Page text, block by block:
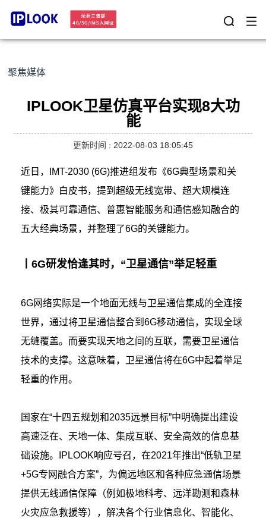
聚焦媒体
IPLOOK卫星仿真平台实现8大功
能
更新时间 : 2022-08-03 18:05:45
近日，IMT-2030 (6G)推进组发布《6G典型场景和关
键能力》白皮书，提到超级无线宽带、超大规模连
接、极其可靠通信、普惠智能服务和通信感知融合的
五大经典场景，并整理了6G的关键能力。
丨6G研发恰逢其时，“卫星通信”举足轻重
6G网络实际是一个地面无线与卫星通信集成的全连接
世界，通过将卫星通信整合到6G移动通信，实现全球
无缝覆盖。而要实现天地之间的互联，需要卫星通信
技术的支撑。这意味着，卫星通信将在6G中起着举足
轻重的作用。
国家在“十四五规划和2035远景目标”中明确提出建设
高速泛在、天地一体、集成互联、安全高效的信息基
础设施。IPLOOK响应号召，在2021年推出“低轨卫星
+5G专网融合方案”，为偏远地区和各种应急通信场景
提供无线通信保障（例如极地科考、远洋勘测和森林
火灾应急救援等），解决各个行业信息化、智能化、